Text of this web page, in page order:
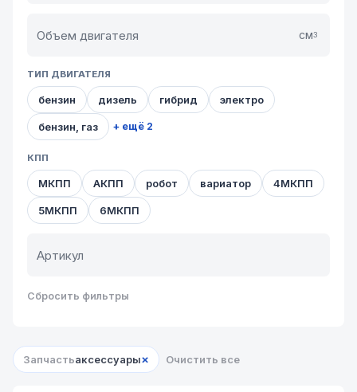
см3
ТИП ДВИГАТЕЛЯ
бензин дизель гибрид электро
бензин, газ + ещё 2
КПП
МКПП АКПП робот вариатор 4МКПП
5МКПП 6МКПП
Сбросить фильтры
Запчастьаксессуары× Очистить все